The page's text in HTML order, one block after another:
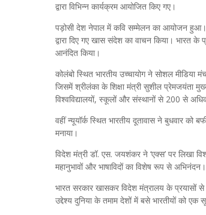
द्वारा विभिन्न कार्यक्रम आयोजित किए गए।
पड़ोसी देश नेपाल में कवि सम्मेलन का आयोजन हुआ।
द्वारा दिए गए खास संदेश का वाचन किया। भारत
आनंदित किया।
कोलंबो स्थित भारतीय उच्चायोग ने सोशल मीडिया
जिसमें श्रीलंका के शिक्षा मंत्री सुशील प्रेमजयंता
विश्वविद्यालयों, स्कूलों और संस्थानों से 200 से अधिक
वहीं न्यूयॉर्क स्थित भारतीय दूतावास ने बुधवार को
मनाया।
विदेश मंत्री डॉ. एस. जयशंकर ने ‘एक्स’ पर लिखा
महानुभावों और भाषाविदों का विशेष रूप से
भारत सरकार खासकर विदेश मंत्रालय के प्रयासों से
उद्देश्य दुनिया के तमाम देशों में बसे भारतीयों को एक